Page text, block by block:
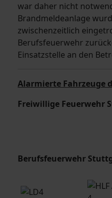
war daher nicht
Brandmeldeanlage
zwischenzeitlich
Berufsfeuerwehr
Einsatzstelle an den
Alarmierte Fahrzeuge
Freiwillige Feuerwehr
Berufsfeuerwehr